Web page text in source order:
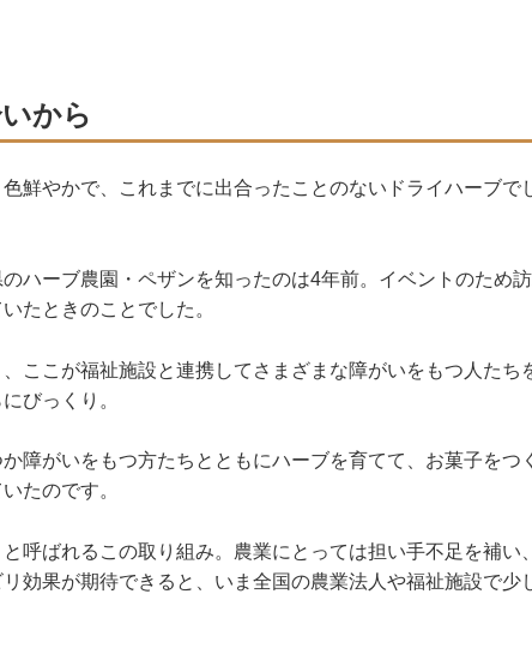
から
鮮やかで、これまでに出合ったことのないドライハーブで
ハーブ農園・ペザンを知ったのは4年前。イベントのため
たときのことでした。
ここが福祉施設と連携してさまざまな障がいをもつ人たち
びっくり。
障がいをもつ方たちとともにハーブを育てて、お菓子をつ
たのです。
呼ばれるこの取り組み。農業にとっては担い手不足を補い
効果が期待できると、いま全国の農業法人や福祉施設で少